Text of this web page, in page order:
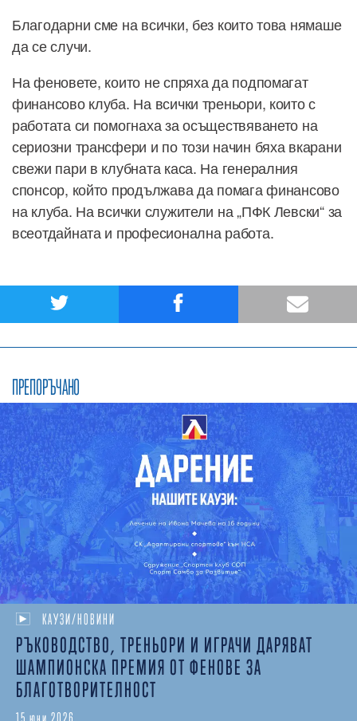
Благодарни сме на всички, без които това нямаше
да се случи.
На феновете, които не спряха да подпомагат
финансово клуба. На всички треньори, които с
работата си помогнаха за осъществяването на
сериозни трансфери и по този начин бяха вкарани
свежи пари в клубната каса. На генералния
спонсор, който продължава да помага финансово
на клуба. На всички служители на „ПФК Левски“ за
всеотдайната и професионална работа.
ПРЕПОРЪЧАНО
КАУЗИ/НОВИНИ
РЪКОВОДСТВО, ТРЕНЬОРИ И ИГРАЧИ ДАРЯВАТ
ШАМПИОНСКА ПРЕМИЯ ОТ ФЕНОВЕ ЗА
БЛАГОТВОРИТЕЛНОСТ